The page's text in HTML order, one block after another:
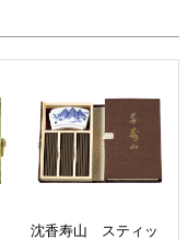
沈香寿山 スティッ